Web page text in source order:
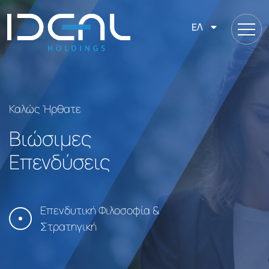
ΕΛ
Καλώς Ήρθατε
Βιώσιμες
Επενδύσεις
Επενδυτική Φιλοσοφία &
Στρατηγική
Καλώς Ήρθατε